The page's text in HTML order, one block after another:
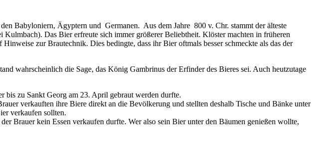
Babyloniern, Ägyptern und Germanen. Aus dem Jahre 800 v. Chr. stammt der älteste
Das Bier erfreute sich immer größerer Beliebtheit. Klöster machten in früheren
zur Brautechnik. Dies bedingte, dass ihr Bier oftmals besser schmeckte als das der
wahrscheinlich die Sage, das König Gambrinus der Erfinder des Bieres sei. Auch heutzutage
bis zu Sankt Georg am 23. April gebraut werden durfte.
verkauften ihre Biere direkt an die Bevölkerung und stellten deshalb Tische und Bänke unter
verkaufen sollten.
Brauer kein Essen verkaufen durfte. Wer also sein Bier unter den Bäumen genießen wollte,